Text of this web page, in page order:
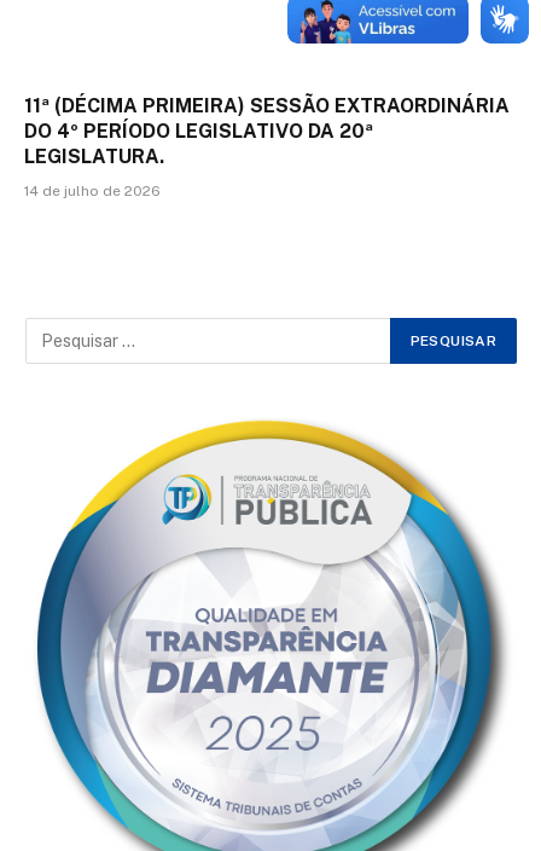
11ª (DÉCIMA PRIMEIRA) SESSÃO EXTRAORDINÁRIA
DO 4º PERÍODO LEGISLATIVO DA 20ª
LEGISLATURA.
14 de julho de 2026